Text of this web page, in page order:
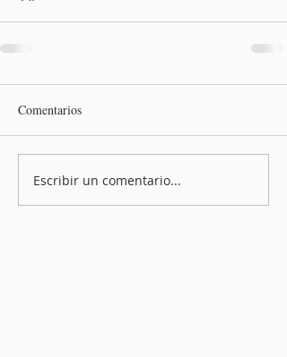
Comentarios
Escribir un comentario...